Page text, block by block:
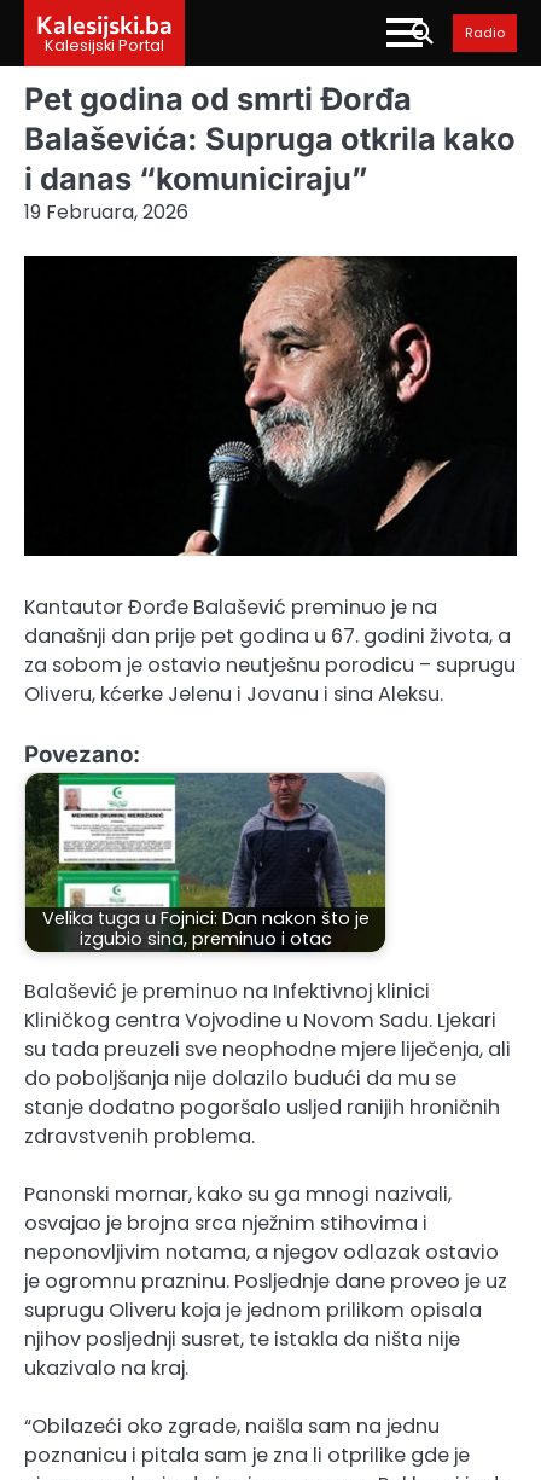
content
Kalesijski.ba
Kalesijski Portal
Radio
Pet godina od smrti Đorđa
Balaševića: Supruga otkrila kako
i danas “komuniciraju”
19 Februara, 2026
Kantautor Đorđe Balašević preminuo je na
današnji dan prije pet godina u 67. godini života, a
za sobom je ostavio neutješnu porodicu – suprugu
Oliveru, kćerke Jelenu i Jovanu i sina Aleksu.
Povezano:
Velika tuga u Fojnici: Dan nakon što je
izgubio sina, preminuo i otac
Balašević je preminuo na Infektivnoj klinici
Kliničkog centra Vojvodine u Novom Sadu. Ljekari
su tada preuzeli sve neophodne mjere liječenja, ali
do poboljšanja nije dolazilo budući da mu se
stanje dodatno pogoršalo usljed ranijih hroničnih
zdravstvenih problema.
Panonski mornar, kako su ga mnogi nazivali,
osvajao je brojna srca nježnim stihovima i
neponovljivim notama, a njegov odlazak ostavio
je ogromnu prazninu. Posljednje dane proveo je uz
suprugu Oliveru koja je jednom prilikom opisala
njihov posljednji susret, te istakla da ništa nije
ukazivalo na kraj.
“Obilazeći oko zgrade, naišla sam na jednu
poznanicu i pitala sam je zna li otprilike gde je